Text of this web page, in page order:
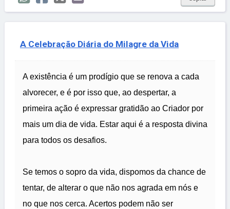
A Celebração Diária do Milagre da Vida
A existência é um prodígio que se renova a cada
alvorecer, e é por isso que, ao despertar, a
primeira ação é expressar gratidão ao Criador por
mais um dia de vida. Estar aqui é a resposta divina
para todos os desafios.
Se temos o sopro da vida, dispomos da chance de
tentar, de alterar o que não nos agrada em nós e
no que nos cerca. Acertos podem não ser